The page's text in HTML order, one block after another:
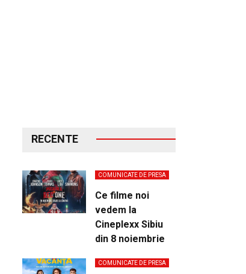
RECENTE
COMUNICATE DE PRESA
Ce filme noi
vedem la
Cineplexx Sibiu
din 8 noiembrie
COMUNICATE DE PRESA